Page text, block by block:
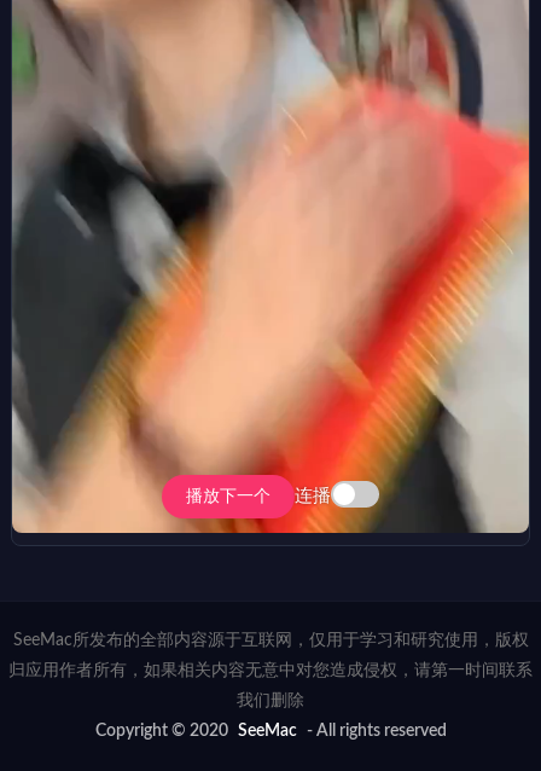
播放下一个 连播
SeeMac所发布的全部内容源于互联网，仅用于学习和研究使用，版权
归应用作者所有，如果相关内容无意中对您造成侵权，请第一时间联系
我们删除
Copyright © 2020 SeeMac - All rights reserved